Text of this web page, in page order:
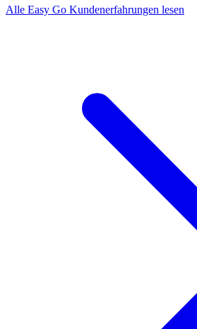
Alle Easy Go Kundenerfahrungen lesen